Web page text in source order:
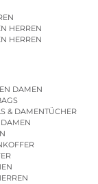
HERREN
HERREN
DAMEN
& DAMENTÜCHER